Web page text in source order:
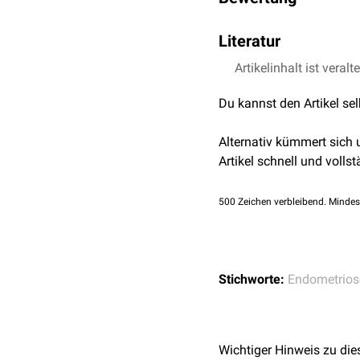
Proliferationsprozess
Muskelbewegung,
Endometriose im
Literatur
Leyendecker et al
Artikelinhalt ist
Du kannst den Artikel
Alternativ kümmert sich
Artikel schnell und
500 Zeichen verbleibend.
Stichworte:
Wichtiger Hinweis zu